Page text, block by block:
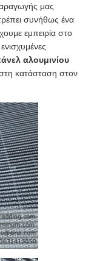
μας
συνήθως ένα
εμπειρία στο
αλουμινίου
κατάσταση στον